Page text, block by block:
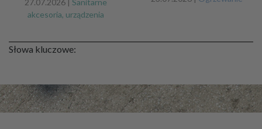
akcesoria, urządzenia
Słowa kluczowe: